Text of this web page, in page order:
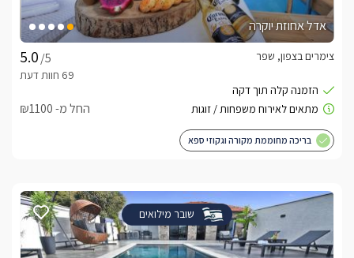
אדל אחוזת יוקרה
/5
צימרים בצפון, שפר
החל מ- ₪1100
בריכה מחוממת מקורה וגקוזי ספא
שובר מילואים